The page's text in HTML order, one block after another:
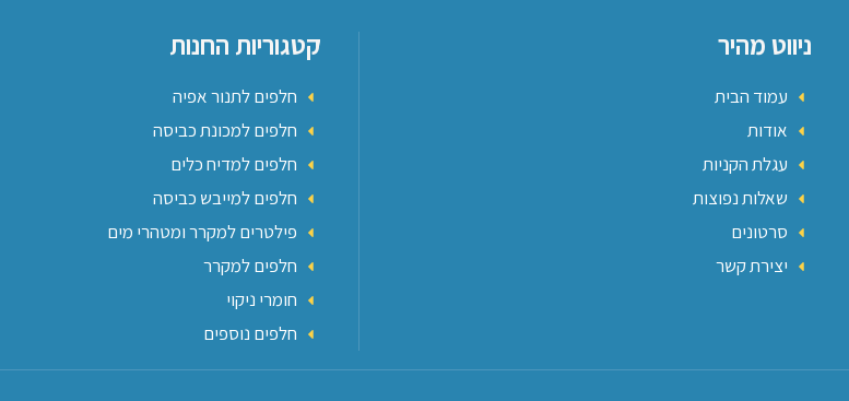
ניווט מהיר
עמוד הבית
אודות
עגלת הקניות
שאלות נפוצות
סרטונים
יצירת קשר
קטגוריות החנות
חלפים לתנור אפיה
חלפים למכונת כביסה
חלפים למדיח כלים
חלפים למייבש כביסה
פילטרים למקרר ומטהרי מים
חלפים למקרר
חומרי ניקוי
חלפים נוספים